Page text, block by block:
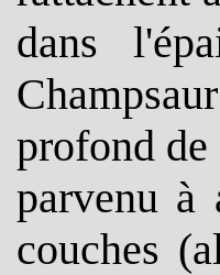
dans
profond
parvenu à
couches